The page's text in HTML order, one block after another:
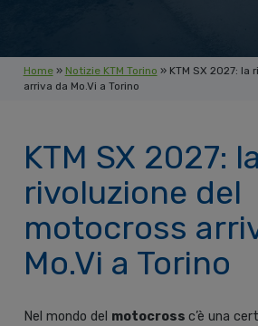
Home» Notizie KTM Torino » KTM SX 2027: la
arriva da Mo.Vi a Torino
KTM SX 2027: la
rivoluzione del
motocross
Mo.Vi a Torino
Nel mondo del motocross c’è una